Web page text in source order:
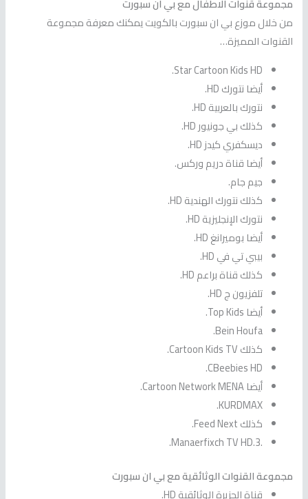
مجموعة قنوات الاطفال مع بي ان سبورت
من خلال موزع بي ان سبورت بالكويت يمكنك معرفة مجموعة
القنوات المميزة…
Star Cartoon Kids HD.
أيضا نتورك HD.
نتورك بالعربية HD.
كذلك بي جونيور HD.
ديسكفري كيدز HD.
أيضا قناة دريم وركس.
جيم جام.
كذلك نتورك الهندية HD.
نتورك الإنجليزية HD.
أيضا بوميرانغ HD.
بيبي تي في HD.
كذلك قناة براعم HD.
تلفزيون ج HD.
أيضا Top Kids.
Bein Houfa.
كذلك Cartoon Kids TV.
CBeebies HD.
أيضا Cartoon Network MENA.
KURDMAX.
كذلك Feed Next.
.3.Manaerfixch TV HD.
مجموعة القنوات الوثائقية مع بي ان سبورت
قناة الجزيرة الوثائقية HD.